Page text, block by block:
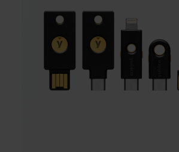
doble factor, multifactor y sin
función transparente de tocar
compatibilidad multiprotocolo
seguridad sólida para entornos
modernos. Además, una amplia
factores de forma permite a los